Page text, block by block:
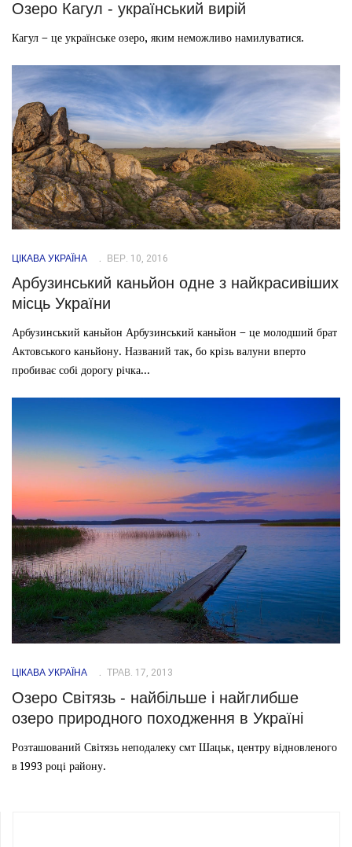
Озеро Кагул - український вирій
Кагул – це українське озеро, яким неможливо намилуватися.
ЦІКАВА УКРАЇНА ВЕР. 10, 2016
Арбузинський каньйон одне з найкрасивіших
місць України
Арбузинський каньйон Арбузинський каньйон – це молодший брат
Актовського каньйону. Названий так, бо крізь валуни вперто
пробиває собі дорогу річка...
ЦІКАВА УКРАЇНА ТРАВ. 17, 2013
Озеро Світязь - найбільше і найглибше
озеро природного походження в Україні
Розташований Світязь неподалеку смт Шацьк, центру відновленого
в 1993 році району.